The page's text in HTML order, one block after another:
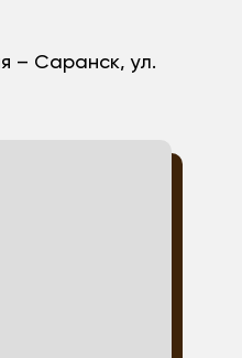
– Саранск, ул.